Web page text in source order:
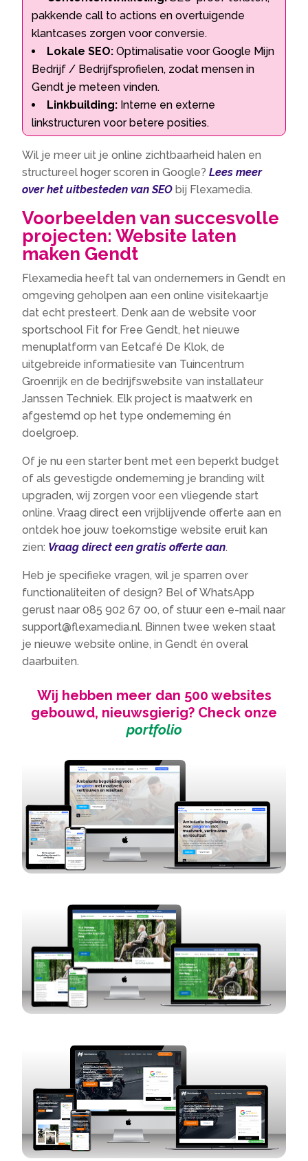
pakkende call to actions en overtuigende
klantcases zorgen voor conversie.
Lokale SEO: Optimalisatie voor Google Mijn
Bedrijf / Bedrijfsprofielen, zodat mensen in
Gendt je meteen vinden.
Linkbuilding: Interne en externe
linkstructuren voor betere posities.
Wil je meer uit je online zichtbaarheid halen en
structureel hoger scoren in Google?Lees meer
over het uitbesteden van SEO bij Flexamedia.
Voorbeelden van succesvolle
projecten: Website laten
maken Gendt
Flexamedia heeft tal van ondernemers in Gendt en
omgeving geholpen aan een online visitekaartje
dat echt presteert. Denk aan de website voor
sportschool Fit for Free Gendt, het nieuwe
menuplatform van Eetcafé De Klok, de
uitgebreide informatiesite van Tuincentrum
Groenrijk en de bedrijfswebsite van installateur
Janssen Techniek. Elk project is maatwerk en
afgestemd op het type onderneming én
doelgroep.
Of je nu een starter bent met een beperkt budget
of als gevestigde onderneming je branding wilt
upgraden, wij zorgen voor een vliegende start
online. Vraag direct een vrijblijvende offerte aan en
ontdek hoe jouw toekomstige website eruit kan
zien: Vraag direct een gratis offerte aan.
Heb je specifieke vragen, wil je sparren over
functionaliteiten of design? Bel of WhatsApp
gerust naar 085 902 67 00, of stuur een e-mail naar
support@flexamedia.nl. Binnen twee weken staat
je nieuwe website online, in Gendt én overal
daarbuiten.
Wij hebben meer dan 500 websites
gebouwd, nieuwsgierig? Check onze
portfolio